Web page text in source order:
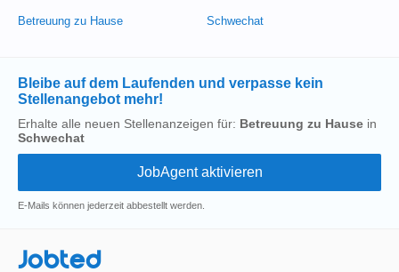
Betreuung zu Hause Schwechat
Bleibe auf dem Laufenden und verpasse kein
Stellenangebot mehr!
Erhalte alle neuen Stellenanzeigen für: Betreuung zu Hause in
Schwechat
E-Mails können jederzeit abbestellt werden.
Jobted